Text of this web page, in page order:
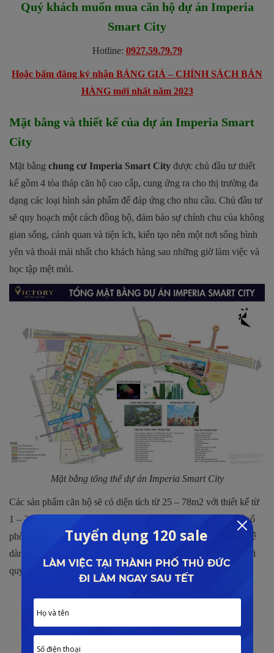
Quý khách muốn mua căn hộ dự án Imperia
Smart City
Hotline: 0927.59.79.79
Hoặc bấm đăng ký nhận BẢNG GIÁ – CHÍNH SÁCH BÁN
HÀNG mới nhất năm 2023
Mặt bằng và thiết kế của dự án Imperia Smart
City
Mặt bằng chung cư Imperia Smart City được chủ đầu tư thiết
kế gồm 4 tòa tháp căn hộ cao cấp, cung ứng ra cho thị trường đa
dạng các loại hình sản phẩm để đáp ứng cho nhu cầu. Chủ đầu tư
sẽ quy hoạch một cách đồng bộ, đảm bảo sự chỉnh chu của không
gian sống, cảnh quan và tiện ích, kiến tạo nên một nơi sống bình
yên và thoải mái nhất cho khách hàng sau những giờ làm việc và
học tập mệt mỏi.
Mặt bằng tổng thể dự án Imperia Smart City
Các sản phẩm căn hộ sẽ có diện tích từ 25 – 78m2 với thiết kế từ
1 – 3 phòng ngủ, chủ đầu tư sẽ dựa trên diện tích để phân bố số
phòng ngủ sao cho hợp lý nhất, vì thế quý khách hàng có thể dễ
dàng lựa chọn được cho mình những nơi sống phù hợp nhất với
quy mô và nhu cầu của gia đình mình.
Quý khách muốn mua căn hộ dự ánImperia